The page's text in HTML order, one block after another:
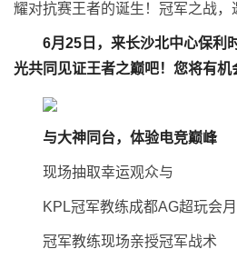
耀对抗赛王者的诞生！冠军之战，
6月25 日，来长沙北中心保利
光共同见证王者之巅吧！您将有机
与大神同台， 体验电竞巅峰
现场抽取幸运观众与
KPL冠军教练成都AG超玩会
冠军教练现场亲授冠军战术